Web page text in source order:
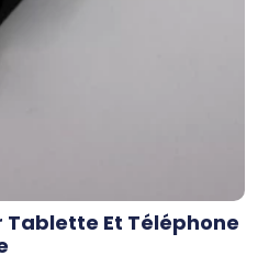
Tablette Et Téléphone